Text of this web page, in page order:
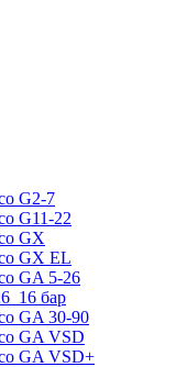
G2-7
G11-22
GX
GX EL
GA 5-26
бар
GA 30-90
GA VSD
GA VSD+